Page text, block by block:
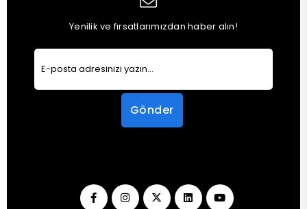
Yenilik ve fırsatlarımızdan haber alın!
Gönder